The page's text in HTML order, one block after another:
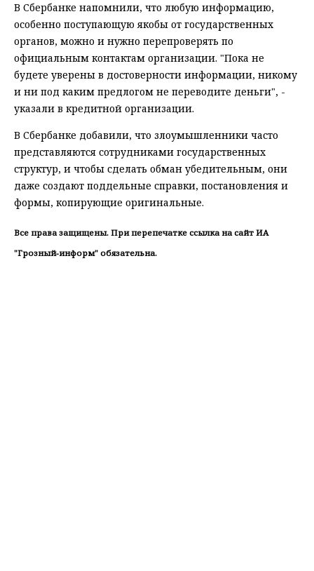
В Сбербанке напомнили, что любую информацию,
особенно поступающую якобы от государственных
органов, можно и нужно перепроверять по
официальным контактам организации. "Пока не
будете уверены в достоверности информации, никому
и ни под каким предлогом не переводите деньги", -
указали в кредитной организации.
В Сбербанке добавили, что злоумышленники часто
представляются сотрудниками государственных
структур, и чтобы сделать обман убедительным, они
даже создают поддельные справки, постановления и
формы, копирующие оригинальные.
Все права защищены. При перепечатке ссылка на сайт ИА
"Грозный-информ" обязательна.